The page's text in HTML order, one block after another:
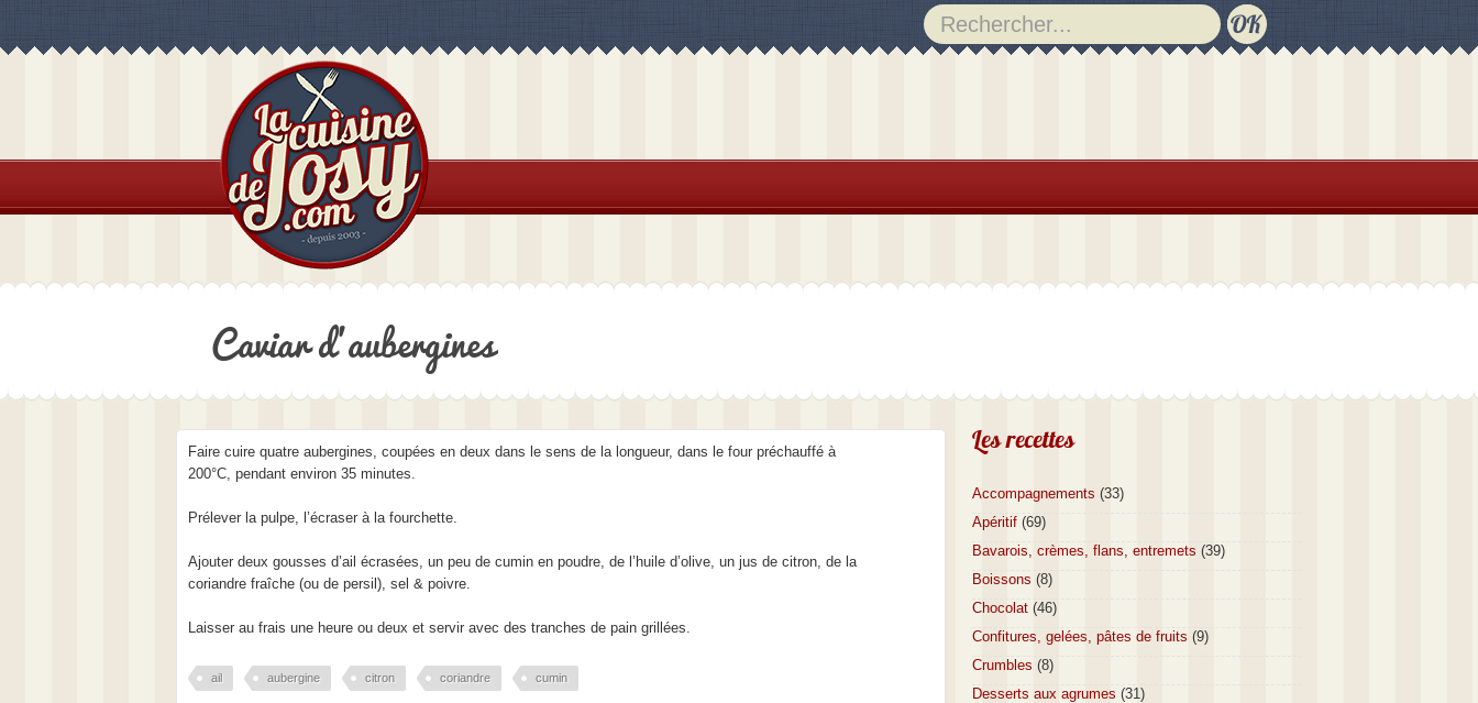
Caviar d’aubergines
Faire cuire quatre aubergines, coupées en deux dans le sens de la longueur, dans le four préchauffé à
200°C, pendant environ 35 minutes.
Prélever la pulpe, l’écraser à la fourchette.
Ajouter deux gousses d’ail écrasées, un peu de cumin en poudre, de l’huile d’olive, un jus de citron, de la
coriandre fraîche (ou de persil), sel & poivre.
Laisser au frais une heure ou deux et servir avec des tranches de pain grillées.
ail aubergine citron coriandre cumin
Les recettes
Accompagnements (33)
Apéritif (69)
Bavarois, crèmes, flans, entremets (39)
Boissons (8)
Chocolat (46)
Confitures, gelées, pâtes de fruits (9)
Crumbles (8)
Desserts aux agrumes (31)